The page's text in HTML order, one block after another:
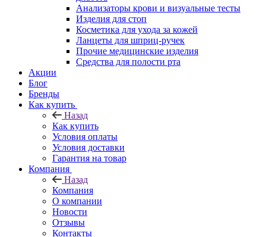
Анализаторы крови и визуальные тесты
Изделия для стоп
Косметика для ухода за кожей
Ланцеты для шприц-ручек
Прочие медицинские изделия
Средства для полости рта
Акции
Блог
Бренды
Как купить
Назад
Как купить
Условия оплаты
Условия доставки
Гарантия на товар
Компания
Назад
Компания
О компании
Новости
Отзывы
Контакты